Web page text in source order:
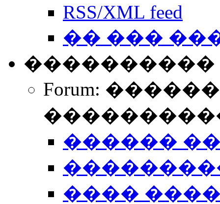
RSS/XML feed
�� ���
����������
Forum:
������
����